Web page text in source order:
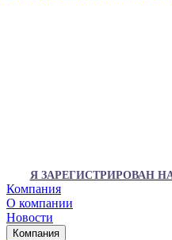
Я ЗАРЕГИСТРИРОВАН
Компания
О компании
Новости
Компания